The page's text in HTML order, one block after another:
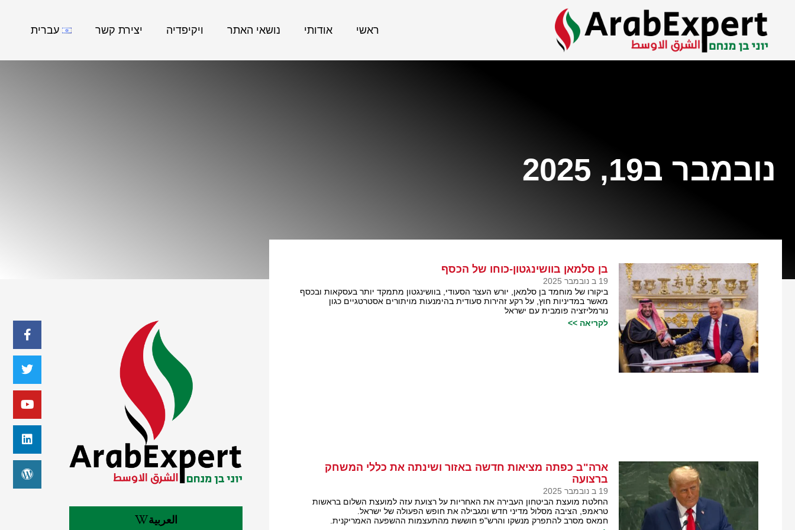
ראשי אודותי נושאי האתר ויקיפדיה יצירת קשר עברית
נובמבר ב19, 2025
בן סלמאן בוושינגטון-כוחו של הכסף
19 ב נובמבר 2025
ביקורו של מוחמד בן סלמאן, יורש העצר הסעודי, בוושינגטון מתמקד יותר בעסקאות ובכסף
מאשר במדיניות חוץ, על רקע זהירות סעודית בהימנעות מויתורים אסטרטגיים כגון
נורמליזציה פומבית עם ישראל
לקריאה >>
ארה"ב כפתה מציאות חדשה באזור ושינתה את כללי המשחק
ברצועה
19 ב נובמבר 2025
החלטת מועצת הביטחון העבירה את האחריות על רצועת עזה למועצת השלום בראשות
טראמפ, הציבה מסלול מדיני חדש ומגבילה את חופש הפעולה של ישראל.
חמאס מסרב להתפרק מנשקו והרש"פ חוששת מהתעצמות ההשפעה האמריקנית.
العربية